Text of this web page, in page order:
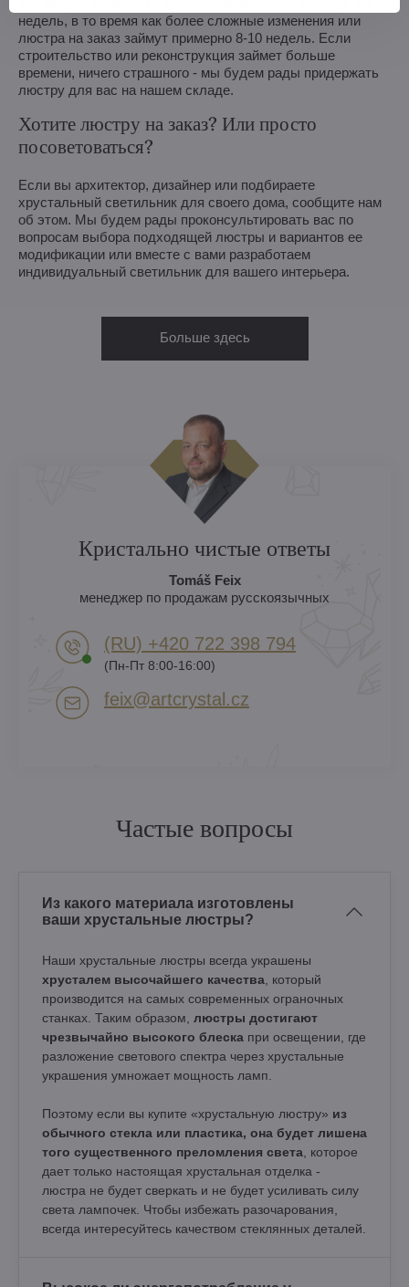
недель, в то время как более сложные изменения или
люстра на заказ займут примерно 8-10 недель. Если
строительство или реконструкция займет больше
времени, ничего страшного - мы будем рады придержать
люстру для вас на нашем складе.
Хотите люстру на заказ? Или просто
посоветоваться?
Если вы архитектор, дизайнер или подбираете
хрустальный светильник для своего дома, сообщите нам
об этом. Мы будем рады проконсультировать вас по
вопросам выбора подходящей люстры и вариантов ее
модификации или вместе с вами разработаем
индивидуальный светильник для вашего интерьера.
Больше здесь
Кристально чистые ответы
Tomáš Feix
менеджер по продажам русскоязычных
(RU) +420 722 398 794​
(Пн-Пт 8:00-16:00)
feix​@artcrystal​.cz
Частые вопросы
Из какого материала изготовлены
ваши хрустальные люстры?
Наши хрустальные люстры всегда украшены
хрусталем высочайшего качества, который
производится на самых современных ограночных
станках. Таким образом, люстры достигают
чрезвычайно высокого блеска при освещении, где
разложение светового спектра через хрустальные
украшения умножает мощность ламп.
Поэтому если вы купите «хрустальную люстру» из
обычного стекла или пластика, она будет лишена
того существенного преломления света, которое
дает только настоящая хрустальная отделка -
люстра не будет сверкать и не будет усиливать силу
света лампочек. Чтобы избежать разочарования,
всегда интересуйтесь качеством стеклянных деталей.